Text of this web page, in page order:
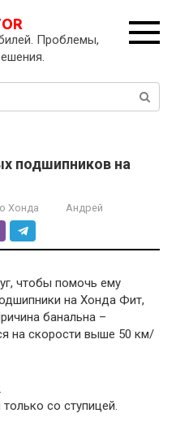
Проблемы,
подшипников на
Хонда Андрей
чтобы помочь ему
на Хонда Фит,
банальна –
на скорости выше 50 км/
со ступицей.